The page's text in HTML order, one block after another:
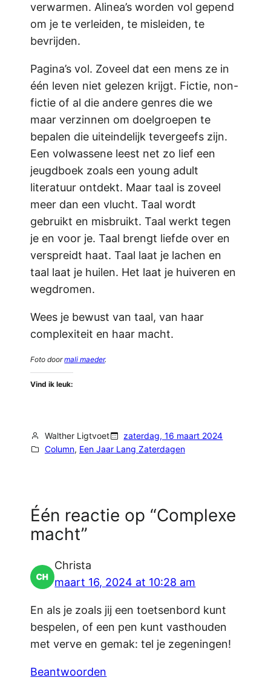
verwarmen. Alinea’s worden vol gepend
om je te verleiden, te misleiden, te
bevrijden.
Pagina’s vol. Zoveel dat een mens ze in
één leven niet gelezen krijgt. Fictie, non-
fictie of al die andere genres die we
maar verzinnen om doelgroepen te
bepalen die uiteindelijk tevergeefs zijn.
Een volwassene leest net zo lief een
jeugdboek zoals een young adult
literatuur ontdekt. Maar taal is zoveel
meer dan een vlucht. Taal wordt
gebruikt en misbruikt. Taal werkt tegen
je en voor je. Taal brengt liefde over en
verspreidt haat. Taal laat je lachen en
taal laat je huilen. Het laat je huiveren en
wegdromen.
Wees je bewust van taal, van haar
complexiteit en haar macht.
Foto doormali maeder.
Vind ik leuk:
Walther Ligtvoet
zaterdag, 16 maart 2024
Column, Een Jaar Lang Zaterdagen
Één reactie op “Complexe
macht”
Christa
maart 16, 2024 at 10:28 am
En als je zoals jij een toetsenbord kunt
bespelen, of een pen kunt vasthouden
met verve en gemak: tel je zegeningen!
Beantwoorden